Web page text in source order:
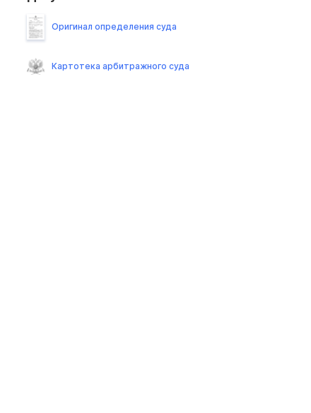
Оригинал определения суда
Картотека арбитражного суда